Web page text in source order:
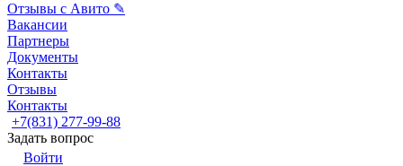
Отзывы с Авито ✎
Вакансии
Партнеры
Документы
Контакты
Отзывы
Контакты
+7(831) 277-99-88
Задать вопрос
Войти